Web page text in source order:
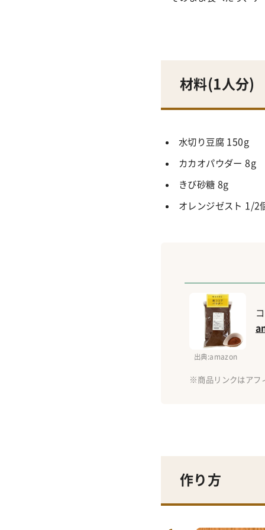
材料(1人分)
水切り豆腐 150g
カカオパウダー 8g
きび砂糖 8g
オレンジゼスト 1/2
出典:amazon
作り方